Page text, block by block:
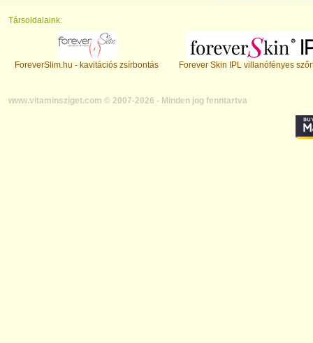
Társoldalaink:
ForeverSlim.hu - kavitációs zsírbontás Forever Skin IPL villanófényes
www.vitaminsziget.com © 2007-2026 - Minden jog fenntartva